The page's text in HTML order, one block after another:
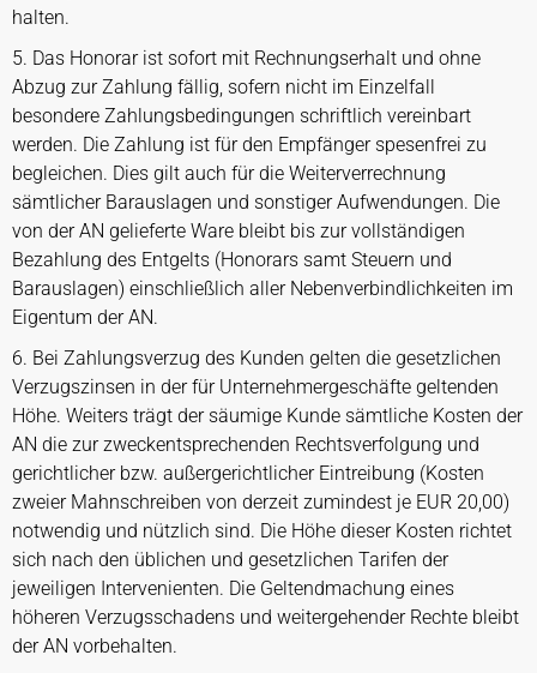
halten.
5. Das Honorar ist sofort mit Rechnungserhalt und ohne
Abzug zur Zahlung fällig, sofern nicht im Einzelfall
besondere Zahlungsbedingungen schriftlich vereinbart
werden. Die Zahlung ist für den Empfänger spesenfrei zu
begleichen. Dies gilt auch für die Weiterverrechnung
sämtlicher Barauslagen und sonstiger Aufwendungen. Die
von der AN gelieferte Ware bleibt bis zur vollständigen
Bezahlung des Entgelts (Honorars samt Steuern und
Barauslagen) einschließlich aller Nebenverbindlichkeiten im
Eigentum der AN.
6. Bei Zahlungsverzug des Kunden gelten die gesetzlichen
Verzugszinsen in der für Unternehmergeschäfte geltenden
Höhe. Weiters trägt der säumige Kunde sämtliche Kosten der
AN die zur zweckentsprechenden Rechtsverfolgung und
gerichtlicher bzw. außergerichtlicher Eintreibung (Kosten
zweier Mahnschreiben von derzeit zumindest je EUR 20,00)
notwendig und nützlich sind. Die Höhe dieser Kosten richtet
sich nach den üblichen und gesetzlichen Tarifen der
jeweiligen Intervenienten. Die Geltendmachung eines
höheren Verzugsschadens und weitergehender Rechte bleibt
der AN vorbehalten.